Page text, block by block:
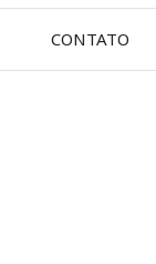
CONTATO